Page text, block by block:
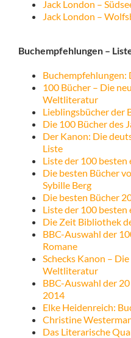
Jack London –
Jack London –
Buchempfehlungen –
Buchempfehlungen:
100 Bücher – Die
Weltliteratur
Lieblingsbücher der
Die 100 Bücher des
Der Kanon: Die
Liste
Liste der 100 besten
Die besten Bücher
Sybille Berg
Die besten Bücher
Liste der 100 besten
Die Zeit Bibliothek
BBC-Auswahl der
Romane
Schecks Kanon –
Weltliteratur
BBC-Auswahl der
2014
Elke Heidenreich:
Christine
Das Literarische